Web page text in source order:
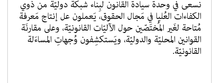
نسعى في وحدة سيادة القانون لبِناء شبكة دوليّة من ذوي
الكفاءات العُليا في مَجال الحقوق، يَعملون عل إنتاج مَعرفة
مُتاحة لغَير المُختَصّين حول الآليّات القانونيّة، وعلى مقارنَة
القوانين المحليّة والدوليّة، ويَستكشِفون وُجهاتِ المساءَلة
القانونيّة.